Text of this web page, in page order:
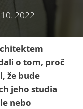
2022
o tom, proč
že bude
jeho studia
nebo